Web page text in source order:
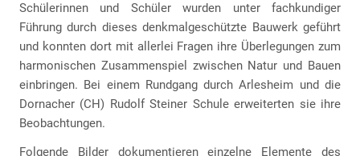
Schülerinnen und Schüler wurden unter fachkundiger
Führung durch dieses denkmalgeschützte Bauwerk geführt
und konnten dort mit allerlei Fragen ihre Überlegungen zum
harmonischen Zusammenspiel zwischen Natur und Bauen
einbringen. Bei einem Rundgang durch Arlesheim und die
Dornacher (CH) Rudolf Steiner Schule erweiterten sie ihre
Beobachtungen.
Folgende Bilder dokumentieren einzelne Elemente des